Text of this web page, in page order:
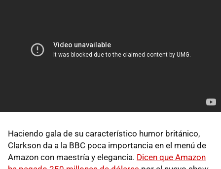
Haciendo gala de su característico humor británico,
Clarkson da a la BBC poca importancia en el menú de
Amazon con maestría y elegancia. Dicen que Amazon